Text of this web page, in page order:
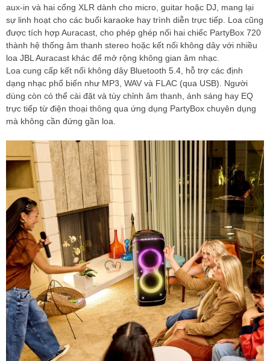
aux-in và hai cổng XLR dành cho micro, guitar hoặc DJ, mang lại
sự linh hoạt cho các buổi karaoke hay trình diễn trực tiếp. Loa cũng
được tích hợp Auracast, cho phép ghép nối hai chiếc PartyBox 720
thành hệ thống âm thanh stereo hoặc kết nối không dây với nhiều
loa JBL Auracast khác để mở rộng không gian âm nhạc.
Loa cung cấp kết nối không dây Bluetooth 5.4, hỗ trợ các định
dạng nhạc phổ biến như MP3, WAV và FLAC (qua USB). Người
dùng còn có thể cài đặt và tùy chỉnh âm thanh, ánh sáng hay EQ
trực tiếp từ điện thoại thông qua ứng dụng PartyBox chuyên dụng
mà không cần đứng gần loa.